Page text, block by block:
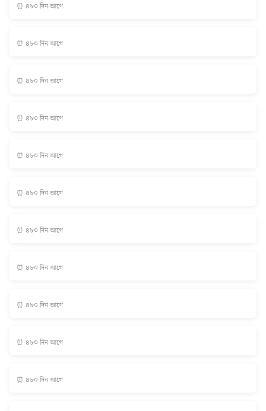
⏰ ৪৮০ দিন আগে
⏰ ৪৮০ দিন আগে
⏰ ৪৮০ দিন আগে
⏰ ৪৮০ দিন আগে
⏰ ৪৮০ দিন আগে
⏰ ৪৮০ দিন আগে
⏰ ৪৮০ দিন আগে
⏰ ৪৮০ দিন আগে
⏰ ৪৮০ দিন আগে
⏰ ৪৮০ দিন আগে
⏰ ৪৮০ দিন আগে